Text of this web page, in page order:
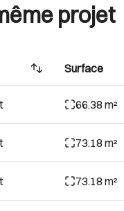
projet
Surface
66.38 m²
73.18 m²
73.18 m²